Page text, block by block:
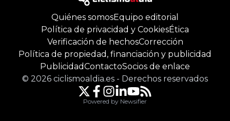
Quiénes somosEquipo editorial
Política de privacidad y CookiesÉtica
Verificación de hechosCorrección
Política de propiedad, financiación y publicidad
PublicidadContactoSocios de enlace
© 2026 ciclismoaldia.es - Derechos reservados
Powered by Newsifier